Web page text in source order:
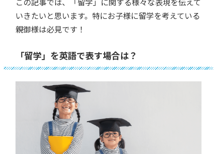
いきたいと思います。特にお子様に留学を考えている
親御様は必見です！
「留学」を英語で表す場合は？